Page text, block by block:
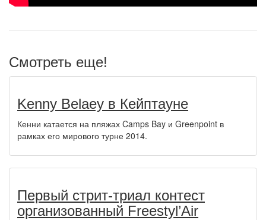
Смотреть еще!
Kenny Belaey в Кейптауне
Кенни катается на пляжах Camps Bay и Greenpoint в
рамках его мирового турне 2014.
Первый стрит-триал контест
организованный Freestyl’Air